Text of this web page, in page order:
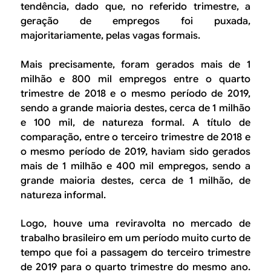
a
tendência, dado que, no referido trimestre, a
geração de empregos foi puxada,
majoritariamente, pelas vagas formais.
Mais precisamente, foram gerados mais de 1
milhão e 800 mil empregos entre o quarto
trimestre de 2018 e o mesmo período de 2019,
sendo a grande maioria destes, cerca de 1 milhão
e 100 mil, de natureza formal. A título de
comparação, entre o terceiro trimestre de 2018 e
o mesmo período de 2019, haviam sido gerados
mais de 1 milhão e 400 mil empregos, sendo a
grande maioria destes, cerca de 1 milhão, de
natureza informal.
Logo, houve uma reviravolta no mercado de
trabalho brasileiro em um período muito curto de
tempo que foi a passagem do terceiro trimestre
de 2019 para o quarto trimestre do mesmo ano.